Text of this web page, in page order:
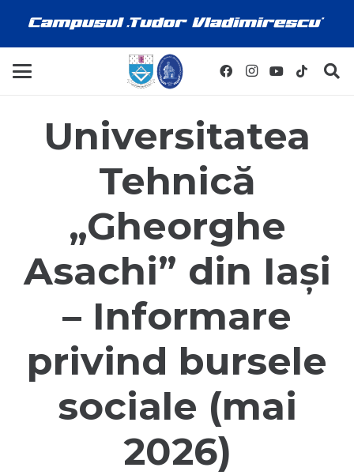
Universitatea
Tehnică
„Gheorghe
Asachi” din Iași
– Informare
privind bursele
sociale (mai
2026)